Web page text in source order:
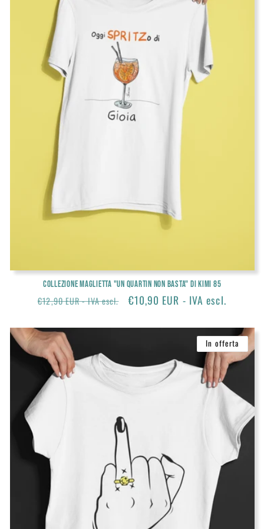
Collezione Maglietta "Un Quartin non Basta" di KIMI 85
Prezzo
listino
€12,90 EUR - IVA escl.
Prezzo
€10,90 EUR - IVA escl.
In offerta